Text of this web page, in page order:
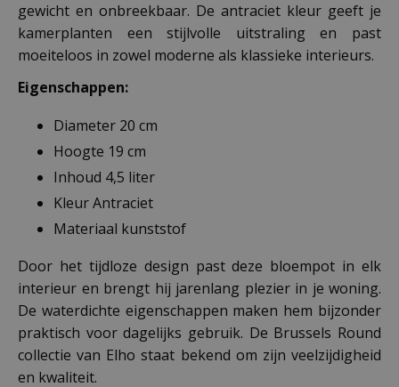
gewicht en onbreekbaar. De antraciet kleur geeft je
kamerplanten een stijlvolle uitstraling en past
moeiteloos in zowel moderne als klassieke interieurs.
Eigenschappen:
Diameter 20 cm
Hoogte 19 cm
Inhoud 4,5 liter
Kleur Antraciet
Materiaal kunststof
Door het tijdloze design past deze bloempot in elk
interieur en brengt hij jarenlang plezier in je woning.
De waterdichte eigenschappen maken hem bijzonder
praktisch voor dagelijks gebruik. De Brussels Round
collectie van Elho staat bekend om zijn veelzijdigheid
en kwaliteit.